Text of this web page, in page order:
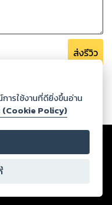
ส่งรีวิว
ล็อกขอสงวนสิทธิ์ไม่รับผิดชอบ
ปรากฏว่าละเมิดสิทธิใน
ายและศีลธรรม ดังนั้น ผู้อ่าน
นเอง และหากท่านพบว่าส่วน
ายังบริษัท เพื่อทีมงานจะได้
ขสิทธิ์ตามพระราชบัญญัติ
ารใช้งานที่ดียิ่งขึ้นอ่าน
(Cookie Policy)